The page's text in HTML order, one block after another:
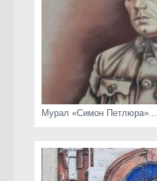
Мурал «Симон Петлюра»...